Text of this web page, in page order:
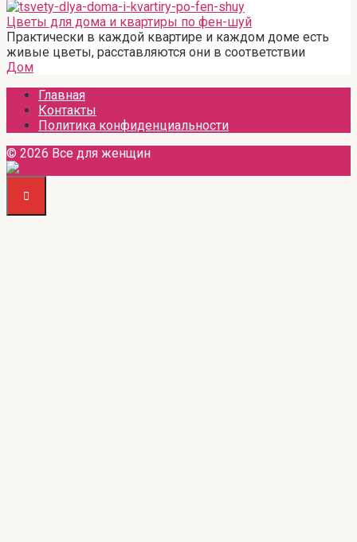
Цветы для дома и квартиры по фен-шуй
Практически в каждой квартире и каждом доме есть
живые цветы, расставляются они в соответствии
Дом
Главная
Контакты
Политика конфиденциальности
© 2026 Все для женщин